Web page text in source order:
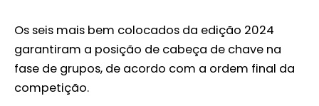
Os seis mais bem colocados da edição 2024
garantiram a posição de cabeça de chave na
fase de grupos, de acordo com a ordem final da
competição.